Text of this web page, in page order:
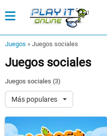
Juegos » Juegos sociales
Juegos sociales
Juegos sociales (3)
Más populares